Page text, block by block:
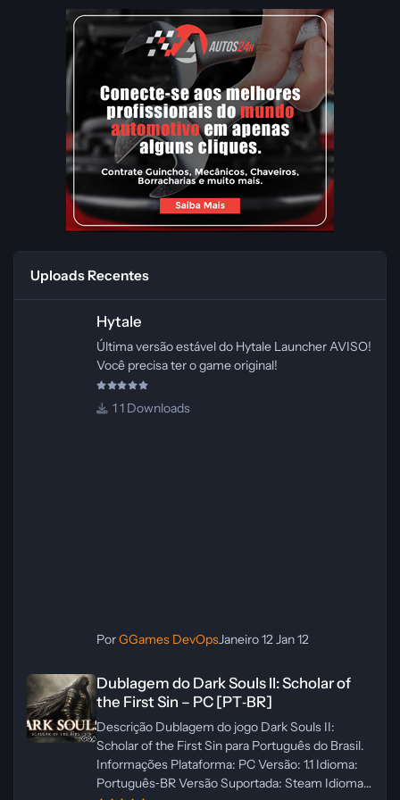
Uploads Recentes
Hytale
Última versão estável do Hytale Launcher AVISO!
Você precisa ter o game original!
1 Downloads
PorGGames DevOpsJaneiro 12Jan 12
Dublagem do Dark Souls II: Scholar of
the First Sin – PC [PT‑BR]
Descrição Dublagem do jogo Dark Souls II:
Scholar of the First Sin para Português do Brasil.
Informações Plataforma: PC Versão: 1.1 Idioma:
Português‑BR Versão Suportada: Steam Idioma